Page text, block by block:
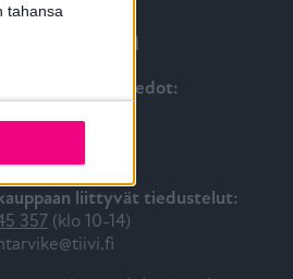
tahansa
yhteystiedot:
liittyvät tiedustelut:
357(klo 10-14)